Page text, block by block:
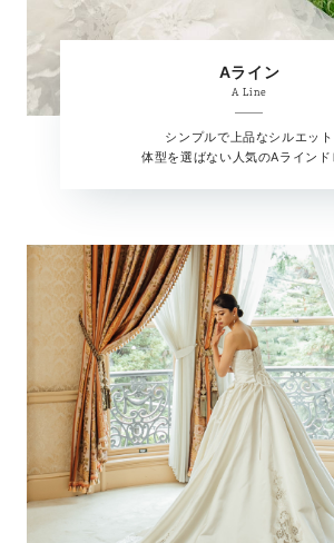
Aライン
A Line
シンプルで上品なシルエット
体型を選ばない人気のAラインド